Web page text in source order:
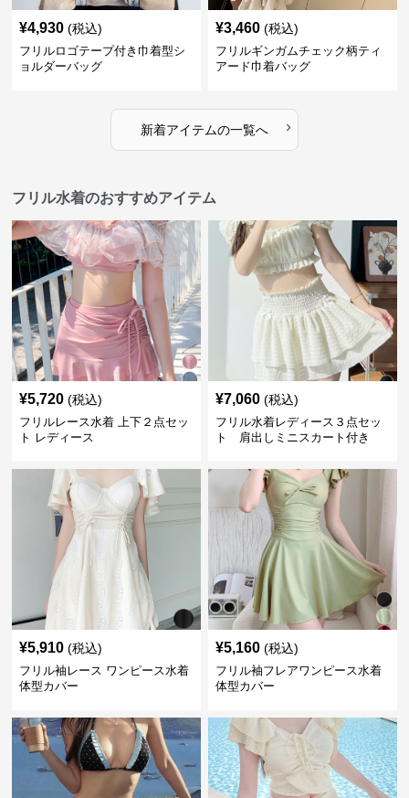
¥4,930 (税込)
フリルロゴテープ付き巾着型シ
ョルダーバッグ
¥3,460 (税込)
フリルギンガムチェック柄ティ
アード巾着バッグ
新着アイテムの一覧へ ›
フリル水着のおすすめアイテム
¥5,720 (税込)
フリルレース水着 上下２点セッ
ト レディース
¥7,060 (税込)
フリル水着レディース３点セッ
ト 肩出しミニスカート付き
¥5,910 (税込)
フリル袖レース ワンピース水着
体型カバー
¥5,160 (税込)
フリル袖フレアワンピース水着
体型カバー